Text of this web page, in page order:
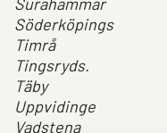
Söderköpings
Timrå
Tingsryds.
Täby
Uppvidinge
Vadstena